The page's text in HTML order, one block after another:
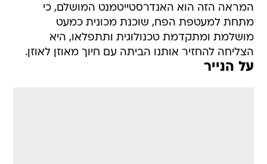
המראה הזה הוא האנדרסטייטמנט המושלם, כי
מתחת למעטפת הפח, שוכנת מכונית כמעט
מושלמת ומתקדמת טכנולוגית ותתפלאו, היא
הצליחה להחזיר אותנו הביתה עם חיוך מאוזן לאוזן.
על הנייר